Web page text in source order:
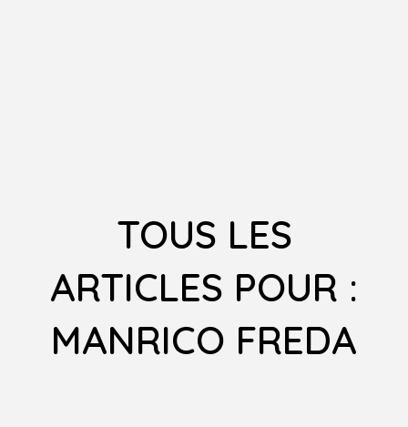
TOUS LES
ARTICLES POUR :
MANRICO FREDA